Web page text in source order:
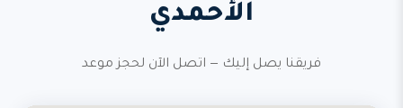
الأحمدي
فريقنا يصل إليك — اتصل الآن لحجز موعد